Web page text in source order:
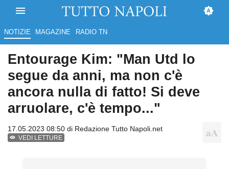
NOTIZIE MAGAZINE RADIO TN
Entourage Kim: "Man Utd lo
segue da anni, ma non c'è
ancora nulla di fatto! Si deve
arruolare, c'è tempo..."
17.05.2023 08:50 di Redazione Tutto Napoli.net
VEDI LETTURE